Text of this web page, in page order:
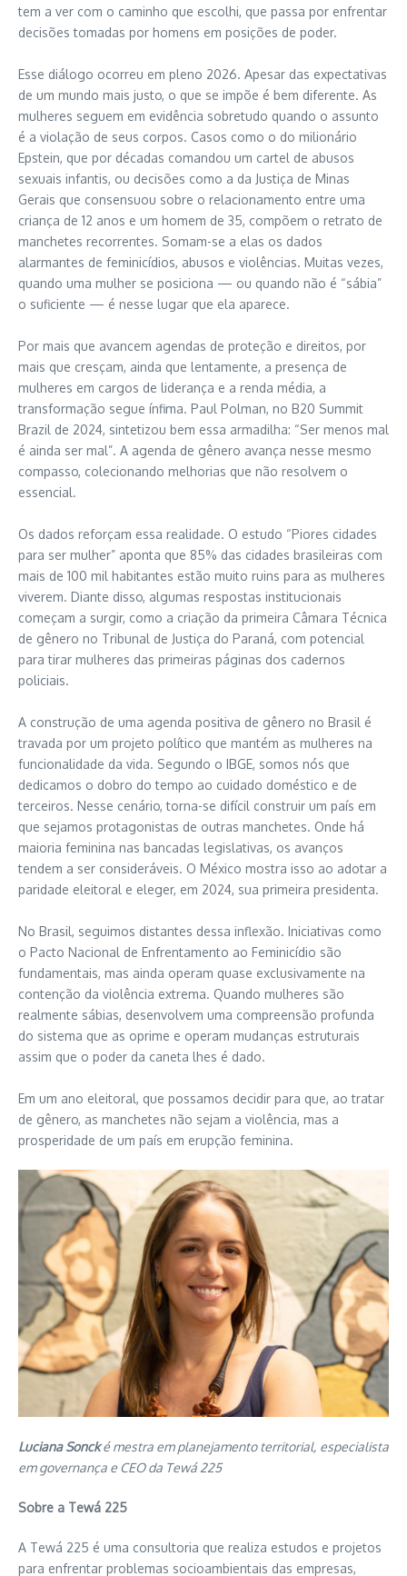
tem a ver com o caminho que escolhi, que passa por enfrentar
decisões tomadas por homens em posições de poder.
Esse diálogo ocorreu em pleno 2026. Apesar das expectativas
de um mundo mais justo, o que se impõe é bem diferente. As
mulheres seguem em evidência sobretudo quando o assunto
é a violação de seus corpos. Casos como o do milionário
Epstein, que por décadas comandou um cartel de abusos
sexuais infantis, ou decisões como a da Justiça de Minas
Gerais que consensuou sobre o relacionamento entre uma
criança de 12 anos e um homem de 35, compõem o retrato de
manchetes recorrentes. Somam-se a elas os dados
alarmantes de feminicídios, abusos e violências. Muitas vezes,
quando uma mulher se posiciona — ou quando não é “sábia”
o suficiente — é nesse lugar que ela aparece.
Por mais que avancem agendas de proteção e direitos, por
mais que cresçam, ainda que lentamente, a presença de
mulheres em cargos de liderança e a renda média, a
transformação segue ínfima. Paul Polman, no B20 Summit
Brazil de 2024, sintetizou bem essa armadilha: “Ser menos mal
é ainda ser mal”. A agenda de gênero avança nesse mesmo
compasso, colecionando melhorias que não resolvem o
essencial.
Os dados reforçam essa realidade. O estudo “Piores cidades
para ser mulher” aponta que 85% das cidades brasileiras com
mais de 100 mil habitantes estão muito ruins para as mulheres
viverem. Diante disso, algumas respostas institucionais
começam a surgir, como a criação da primeira Câmara Técnica
de gênero no Tribunal de Justiça do Paraná, com potencial
para tirar mulheres das primeiras páginas dos cadernos
policiais.
A construção de uma agenda positiva de gênero no Brasil é
travada por um projeto político que mantém as mulheres na
funcionalidade da vida. Segundo o IBGE, somos nós que
dedicamos o dobro do tempo ao cuidado doméstico e de
terceiros. Nesse cenário, torna-se difícil construir um país em
que sejamos protagonistas de outras manchetes. Onde há
maioria feminina nas bancadas legislativas, os avanços
tendem a ser consideráveis. O México mostra isso ao adotar a
paridade eleitoral e eleger, em 2024, sua primeira presidenta.
No Brasil, seguimos distantes dessa inflexão. Iniciativas como
o Pacto Nacional de Enfrentamento ao Feminicídio são
fundamentais, mas ainda operam quase exclusivamente na
contenção da violência extrema. Quando mulheres são
realmente sábias, desenvolvem uma compreensão profunda
do sistema que as oprime e operam mudanças estruturais
assim que o poder da caneta lhes é dado.
Em um ano eleitoral, que possamos decidir para que, ao tratar
de gênero, as manchetes não sejam a violência, mas a
prosperidade de um país em erupção feminina.
Luciana Soncké mestra em planejamento territorial, especialista
em governança e CEO da Tewá 225
Sobre a Tewá 225
A Tewá 225 é uma consultoria que realiza estudos e projetos
para enfrentar problemas socioambientais das empresas,